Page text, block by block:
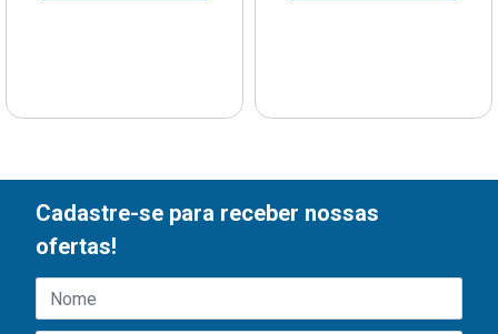
Cadastre-se para receber nossas
ofertas!